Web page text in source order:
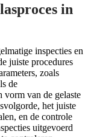
in
inspecties en
juiste procedures
zoals
de
vorm van de gelaste
het juiste
en de controle
uitgevoerd